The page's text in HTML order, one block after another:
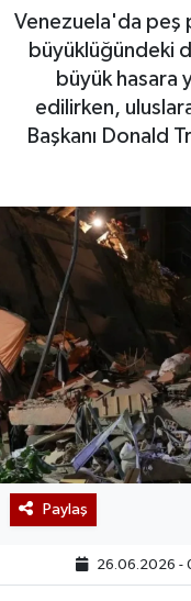
Venezuela'da peş
büyüklüğündeki
büyük hasara
edilirken,
Başkanı Donald
Paylaş
26.06.2026 -